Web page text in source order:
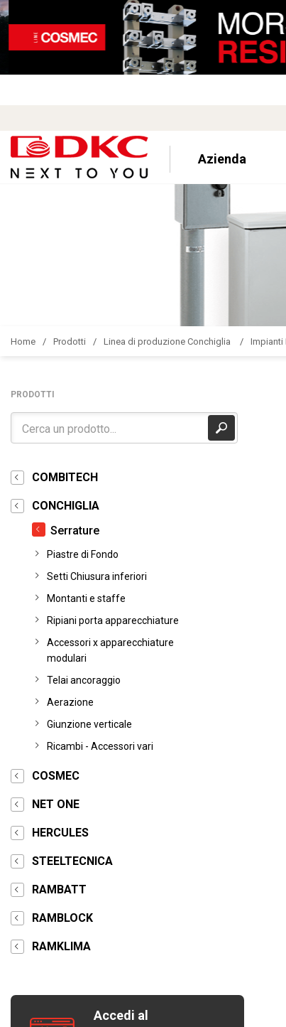
Azienda
Home Prodotti Linea di produzione Conchiglia Impianti
PRODOTTI
COMBITECH
CONCHIGLIA
Serrature
Piastre di Fondo
Setti Chiusura inferiori
Montanti e staffe
Ripiani porta apparecchiature
Accessori x apparecchiature
modulari
Telai ancoraggio
Aerazione
Giunzione verticale
Ricambi - Accessori vari
COSMEC
NET ONE
HERCULES
STEELTECNICA
RAMBATT
RAMBLOCK
RAMKLIMA
Accedi al